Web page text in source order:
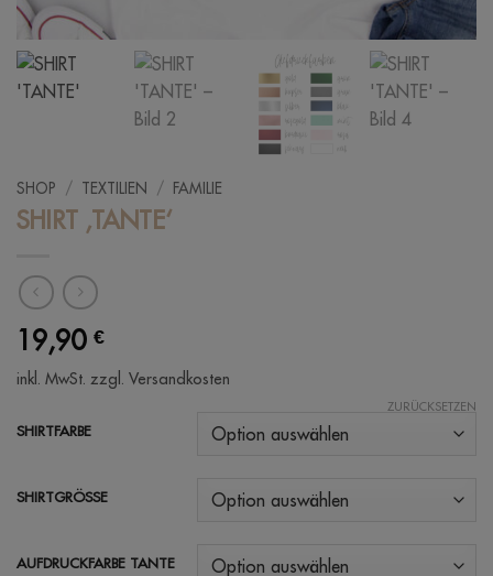
SHOP / TEXTILIEN / FAMILIE
SHIRT ‚TANTE‘
19,90 €
inkl. MwSt. zzgl. Versandkosten
SHIRTFARBE
SHIRTGRÖSSE
AUFDRUCKFARBE TANTE
ZURÜCKSETZEN